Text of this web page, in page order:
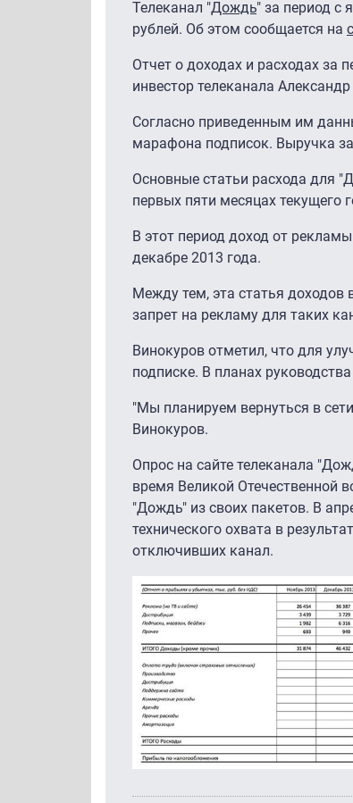
Телеканал "Дождь" за период с
рублей. Об этом сообщается на
Отчет о доходах и расходах за
инвестор телеканала
Согласно приведенным им
марафона подписок. Выручка
Основные статьи расхода для
первых пяти месяцах текущего
В этот период доход от
декабре 2013 года.
Между тем, эта статья доходов
запрет на рекламу для таких
Винокуров отметил, что для
подписке. В планах
"Мы планируем вернуться в
Винокуров.
Опрос на сайте телеканала
время Великой Отечественной
"Дождь" из своих пакетов. В
технического охвата в
отключивших канал.